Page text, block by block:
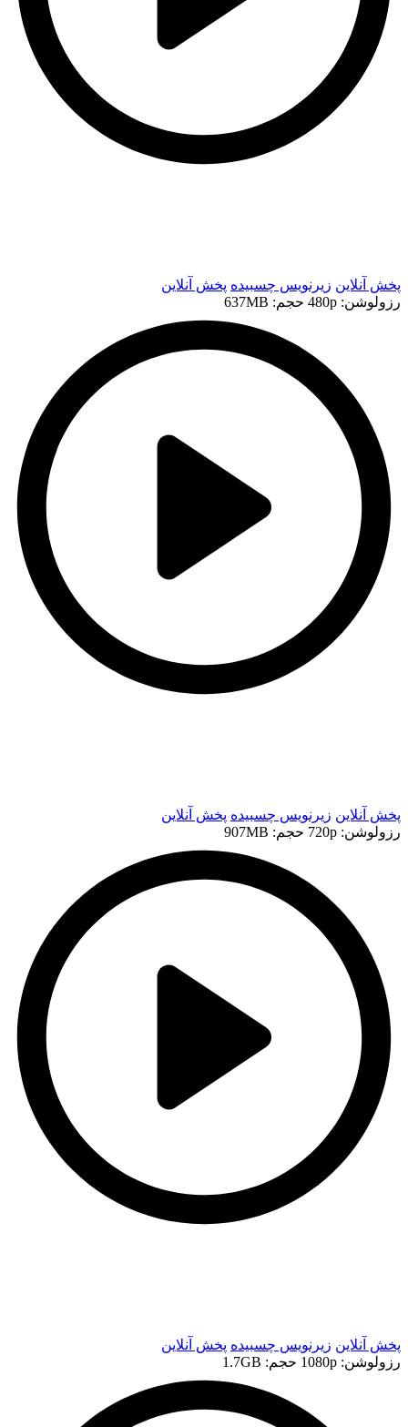
پخش آنلاین زیرنویس چسبیده پخش آنلاین
رزولوشن: 480p
حجم: 637MB
پخش آنلاین زیرنویس چسبیده پخش آنلاین
رزولوشن: 720p
حجم: 907MB
پخش آنلاین زیرنویس چسبیده پخش آنلاین
رزولوشن: 1080p
حجم: 1.7GB